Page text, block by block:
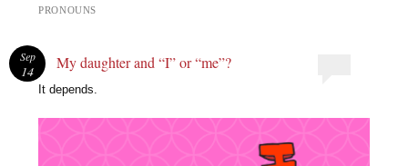
PRONOUNS
My daughter and “I” or “me”?
It depends.
Sep
14